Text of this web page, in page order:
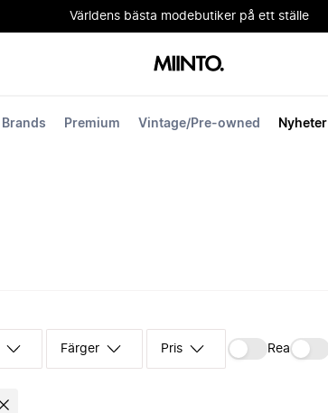
Världens bästa modebutiker på ett ställe
Brands Premium Vintage/Pre-owned Nyheter
Färger Pris Rea